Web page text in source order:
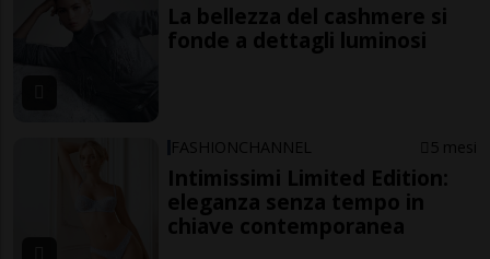
La bellezza del cashmere si
fonde a dettagli luminosi
FASHIONCHANNEL 5 mesi
Intimissimi Limited Edition:
eleganza senza tempo in
chiave contemporanea